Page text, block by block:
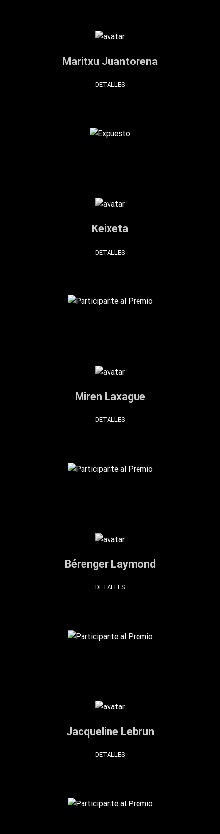
Maritxu Juantorena
DETALLES
Keixeta
DETALLES
Miren Laxague
DETALLES
Bérenger Laymond
DETALLES
Jacqueline Lebrun
DETALLES